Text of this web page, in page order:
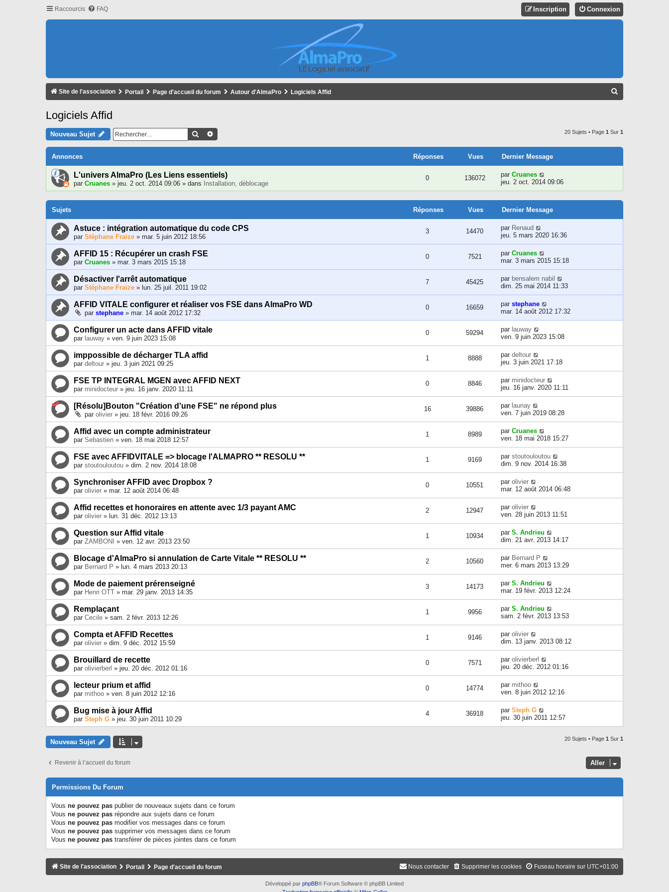
Raccourcis FAQ Connexion
Inscription
Site de l'association Portail Page d'accueil du forum Autour d'AlmaPro Logiciels Affid
H
Logiciels Affid
Nouveau Sujet Rechercher 20 Sujets • Page 1 Sur 1
Annonces Réponses Vues Dernier Message
L'univers AlmaPro (Les Liens essentiels)
par Cruanes » jeu. 2 oct. 2014 09:06 » dans Installation, déblocage
0 136072 par Cruanes
jeu. 2 oct. 2014 09:06
Sujets Réponses Vues Dernier Message
Astuce : intégration automatique du code CPS
par Stéphane Fraize » mar. 5 juin 2012 18:56
3 14470 par Renaud
jeu. 5 mars 2020 16:36
AFFID 15 : Récupérer un crash FSE
par Cruanes » mar. 3 mars 2015 15:18
0 7521 par Cruanes
mar. 3 mars 2015 15:18
Désactiver l'arrêt automatique
par Stéphane Fraize » lun. 25 juil. 2011 19:02
7 45425 par bensalem nabil
dim. 25 mai 2014 11:33
AFFID VITALE configurer et réaliser vos FSE dans AlmaPro WD
par stephane » mar. 14 août 2012 17:32
0 16659 par stephane
mar. 14 août 2012 17:32
Configurer un acte dans AFFID vitale
par lauway » ven. 9 juin 2023 15:08
0 59294 par lauway
ven. 9 juin 2023 15:08
imppossible de décharger TLA affid
par deltour » jeu. 3 juin 2021 09:25
1 8888 par deltour
jeu. 3 juin 2021 17:18
FSE TP INTEGRAL MGEN avec AFFID NEXT
par minidocteur » jeu. 16 janv. 2020 11:11
0 8846 par minidocteur
jeu. 16 janv. 2020 11:11
[Résolu]Bouton "Création d'une FSE" ne répond plus
par olivier » jeu. 18 févr. 2016 09:26
16 39886 par launay
ven. 7 juin 2019 08:28
Affid avec un compte administrateur
par Sebastien » ven. 18 mai 2018 12:57
1 8989 par Cruanes
ven. 18 mai 2018 15:27
FSE avec AFFIDVITALE => blocage l'ALMAPRO ** RESOLU **
par stoutouloutou » dim. 2 nov. 2014 18:08
1 9169 par stoutouloutou
dim. 9 nov. 2014 16:38
Synchroniser AFFID avec Dropbox ?
par olivier » mar. 12 août 2014 06:48
0 10551 par olivier
mar. 12 août 2014 06:48
Affid recettes et honoraires en attente avec 1/3 payant AMC
par olivier » lun. 31 déc. 2012 13:13
2 12947 par olivier
ven. 28 juin 2013 11:51
Question sur Affid vitale
par ZAMBONI » ven. 12 avr. 2013 23:50
1 10934 par S. Andrieu
dim. 21 avr. 2013 14:17
Blocage d'AlmaPro si annulation de Carte Vitale ** RESOLU **
par Bernard P » lun. 4 mars 2013 20:13
2 10560 par Bernard P
mer. 6 mars 2013 13:29
Mode de paiement prérenseigné
par Henri OTT » mar. 29 janv. 2013 14:35
3 14173 par S. Andrieu
mar. 19 févr. 2013 12:24
Remplaçant
par Cecile » sam. 2 févr. 2013 12:26
1 9956 par S. Andrieu
sam. 2 févr. 2013 13:53
Compta et AFFID Recettes
par olivier » dim. 9 déc. 2012 15:59
1 9146 par olivier
dim. 13 janv. 2013 08:12
Brouillard de recette
par olivierberl » jeu. 20 déc. 2012 01:16
0 7571 par olivierberl
jeu. 20 déc. 2012 01:16
lecteur prium et affid
par mithoo » ven. 8 juin 2012 12:16
0 14774 par mithoo
ven. 8 juin 2012 12:16
Bug mise à jour Affid
par Steph G » jeu. 30 juin 2011 10:29
4 36918 par Steph G
jeu. 30 juin 2011 12:57
Nouveau Sujet 20 Sujets • Page 1 Sur 1
Revenir à l’accueil du forum Aller
Permissions Du Forum
Vous ne pouvez pas publier de nouveaux sujets dans ce forum
Vous ne pouvez pas répondre aux sujets dans ce forum
Vous ne pouvez pas modifier vos messages dans ce forum
Vous ne pouvez pas supprimer vos messages dans ce forum
Vous ne pouvez pas transférer de pièces jointes dans ce forum
Site de l'association Portail Page d'accueil du forum Fuseau horaire sur UTC+01:00
Supprimer les cookies
Nous contacter
Développé par phpBB® Forum Software © phpBB Limited